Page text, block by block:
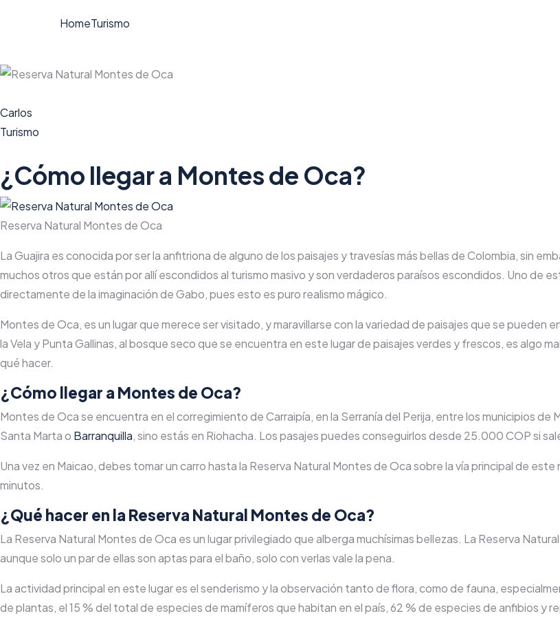
HomeTurismo
Carlos
Turismo
¿Cómo llegar a Montes de Oca?
Reserva Natural Montes de Oca
La Guajira es conocida por ser la anfitriona de alguno de los paisajes y travesías más bellas de Colombia, sin
muchos otros que están por allí escondidos al turismo masivo y son verdaderos paraísos escondidos. Uno de
directamente de la imaginación de Gabo, pues esto es puro realismo mágico.
Montes de Oca, es un lugar que merece ser visitado, y maravillarse con la variedad de paisajes que se
la Vela y Punta Gallinas, al bosque seco que se encuentra en este lugar de paisajes verdes y frescos, es algo
qué hacer.
¿Cómo llegar a Montes de Oca?
Montes de Oca se encuentra en el corregimiento de Carraipía, en la Serranía del Perija, entre los municipios
Santa Marta o Barranquilla, sino estás en Riohacha. Los pasajes puedes conseguirlos desde 25.000 COP si
Una vez en Maicao, debes tomar un carro hasta la Reserva Natural Montes de Oca sobre la vía principal de
minutos.
¿Qué hacer en la Reserva Natural Montes de Oca?
La Reserva Natural Montes de Oca es un lugar privilegiado que alberga muchísimas bellezas. La Reserva
aunque solo un par de ellas son aptas para el baño, solo con verlas vale la pena.
La actividad principal en este lugar es el senderismo y la observación tanto de flora, como de fauna,
de plantas, el 15 % del total de especies de mamíferos que habitan en el país, 62 % de especies de anfibios y